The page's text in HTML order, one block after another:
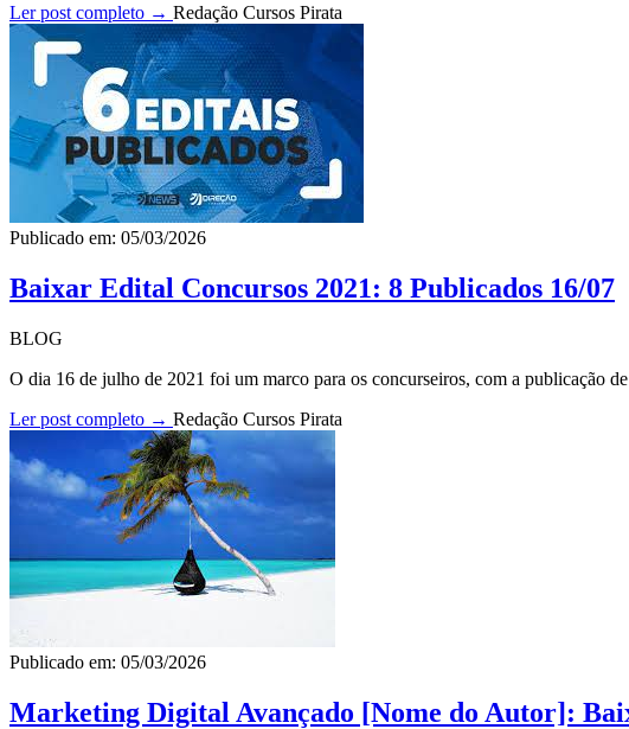
Ler post completo → Redação Cursos Pirata
Publicado em: 05/03/2026
Baixar Edital Concursos 2021: 8 Publicados 16/07
BLOG
O dia 16 de julho de 2021 foi um marco para os concurseiros, com a publicação
Ler post completo → Redação Cursos Pirata
Publicado em: 05/03/2026
Marketing Digital Avançado [Nome do Autor]: